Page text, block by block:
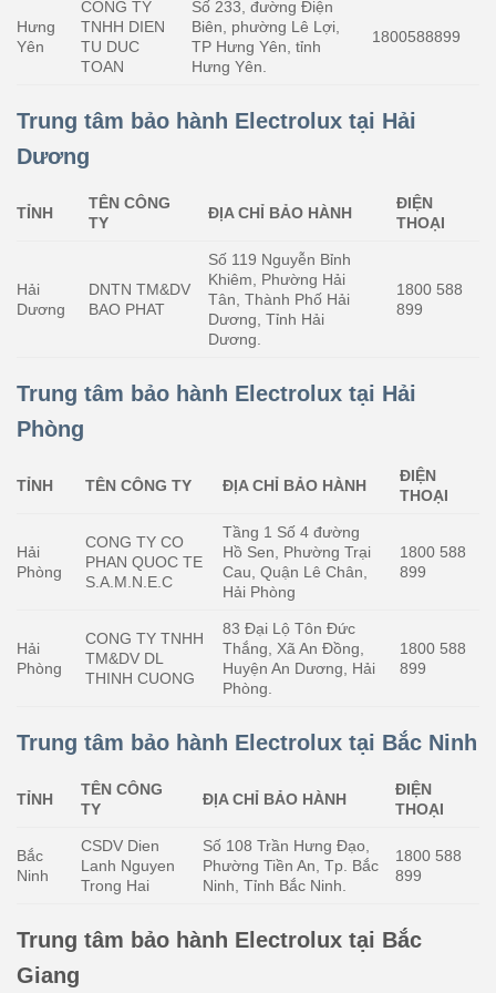
Hưng
Yên
CONG TY
TNHH DIEN
TU DUC
TOAN
Số 233, đường Điện
Biên, phường Lê Lợi,
TP Hưng Yên, tỉnh
Hưng Yên.
1800588899
Trung tâm bảo hành Electrolux tại Hải
Dương
TỈNH
TÊN CÔNG
TY
ĐỊA CHỈ BẢO HÀNH
ĐIỆN
THOẠI
Hải
Dương
DNTN TM&DV
BAO PHAT
Số 119 Nguyễn Bỉnh
Khiêm, Phường Hải
Tân, Thành Phố Hải
Dương, Tỉnh Hải
Dương.
1800 588
899
Trung tâm bảo hành Electrolux tại Hải
Phòng
TỈNH TÊN CÔNG TY ĐỊA CHỈ BẢO HÀNH
ĐIỆN
THOẠI
Hải
Phòng
CONG TY CO
PHAN QUOC TE
S.A.M.N.E.C
Tầng 1 Số 4 đường
Hồ Sen, Phường Trại
Cau, Quận Lê Chân,
Hải Phòng
1800 588
899
Hải
Phòng
CONG TY TNHH
TM&DV DL
THINH CUONG
83 Đại Lộ Tôn Đức
Thắng, Xã An Đồng,
Huyện An Dương, Hải
Phòng.
1800 588
899
Trung tâm bảo hành Electrolux tại Bắc Ninh
TỈNH
TÊN CÔNG
TY
ĐỊA CHỈ BẢO HÀNH
ĐIỆN
THOẠI
Bắc
Ninh
CSDV Dien
Lanh Nguyen
Trong Hai
Số 108 Trần Hưng Đạo,
Phường Tiền An, Tp. Bắc
Ninh, Tỉnh Bắc Ninh.
1800 588
899
Trung tâm bảo hành Electrolux tại Bắc
Giang